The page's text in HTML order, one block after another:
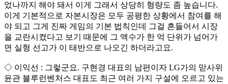
었나까지 해야 돼서 이게 그래서 상당히 형량도 좀 높습니다.
이게 기본적으로 자본시장은 모두 공평한 상황에서 참여를 해
야 되고 그게 진짜 게임의 기본 법칙인데 그걸 흔들어서 시장
을 교란시켰다고 보기 때문에 그 액수가 한 억 단위가 넘어가
면 실형 선고가 이 태반으로 나오긴 하더라고요.
◇ 이익선 : 그렇군요. 구현경 대표의 남편이자 LG가의 맏사위
윤관 블루런벤처스 대표도 최근 여러 가지 구설에 오르고 있는